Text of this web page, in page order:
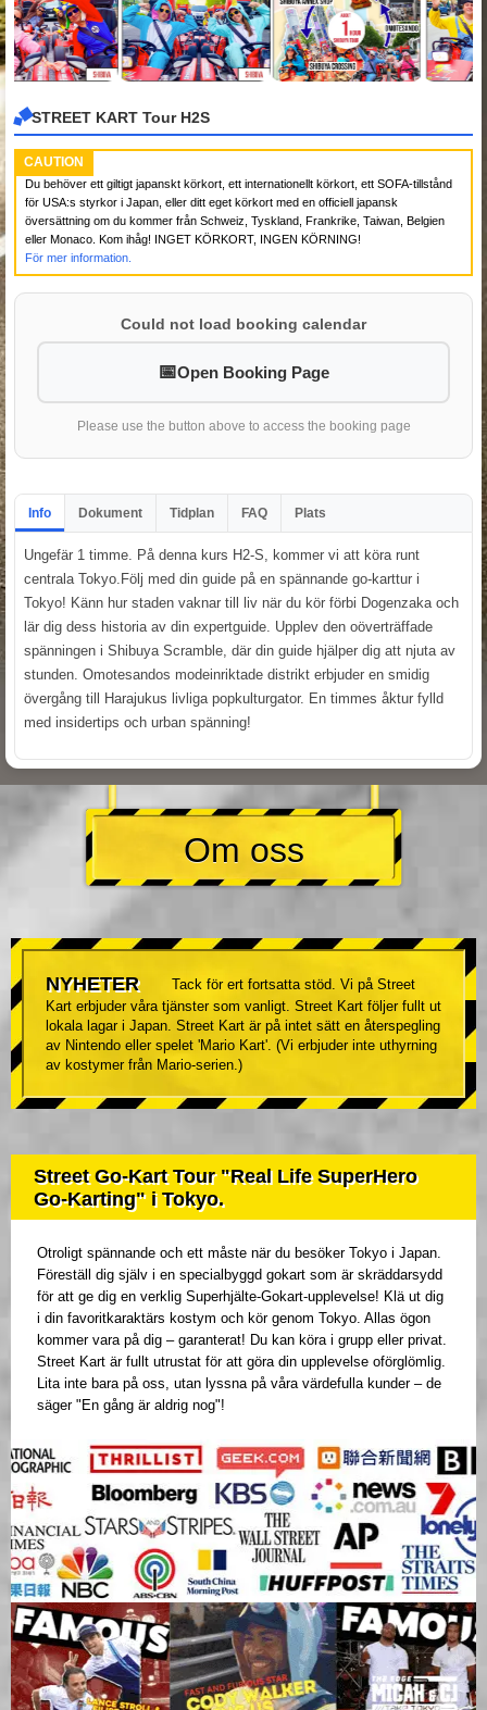
STREET KART Tour H2S
CAUTION
Du behöver ett giltigt japanskt körkort, ett internationellt körkort, ett SOFA-tillstånd
för USA:s styrkor i Japan, eller ditt eget körkort med en officiell japansk
översättning om du kommer från Schweiz, Tyskland, Frankrike, Taiwan, Belgien
eller Monaco. Kom ihåg! INGET KÖRKORT, INGEN KÖRNING!
För mer information.
Could not load booking calendar
Open Booking Page
Please use the button above to access the booking page
Info Dokument Tidplan FAQ Plats
Ungefär 1 timme. På denna kurs H2-S, kommer vi att köra runt
centrala Tokyo.Följ med din guide på en spännande go-karttur i
Tokyo! Känn hur staden vaknar till liv när du kör förbi Dogenzaka och
lär dig dess historia av din expertguide. Upplev den oöverträffade
spänningen i Shibuya Scramble, där din guide hjälper dig att njuta av
stunden. Omotesandos modeinriktade distrikt erbjuder en smidig
övergång till Harajukus livliga popkulturgator. En timmes åktur fylld
med insidertips och urban spänning!
Om oss
NYHETER
Tack för ert fortsatta stöd. Vi på Street
Kart erbjuder våra tjänster som vanligt. Street Kart följer fullt ut
lokala lagar i Japan. Street Kart är på intet sätt en återspegling
av Nintendo eller spelet 'Mario Kart'. (Vi erbjuder inte uthyrning
av kostymer från Mario-serien.)
Street Go-Kart Tour "Real Life SuperHero
Go-Karting" i Tokyo.
Otroligt spännande och ett måste när du besöker Tokyo i Japan.
Föreställ dig själv i en specialbyggd gokart som är skräddarsydd
för att ge dig en verklig Superhjälte-Gokart-upplevelse! Klä ut dig
i din favoritkaraktärs kostym och kör genom Tokyo. Allas ögon
kommer vara på dig – garanterat! Du kan köra i grupp eller privat.
Street Kart är fullt utrustat för att göra din upplevelse oförglömlig.
Lita inte bara på oss, utan lyssna på våra värdefulla kunder – de
säger "En gång är aldrig nog"!